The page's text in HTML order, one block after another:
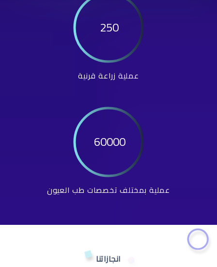
250
عملية زراعة قرنية
60000
عملية بمختلف تخصصات طب العيون
انجازاتنا